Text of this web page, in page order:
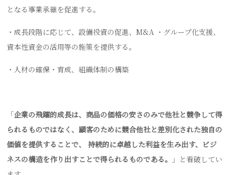
となる事業承継を促進する。
・成長段階に応じて、設備投資の促進、M&A ・グループ化支援、
資本性資金の活用等の施策を提供する。
・人材の確保・育成、組織体制の構築
「企業の飛躍的成長は、商品の価格の安さのみで他社と競争して得
られるものではなく、顧客のために競合他社と差別化された独自の
価値を提供することで、 持続的に卓越した利益を生み出す、ビジ
ネスの構造を作り出すことで得られるものである。 」と看破してい